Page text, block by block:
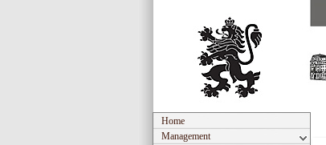
Home
Management